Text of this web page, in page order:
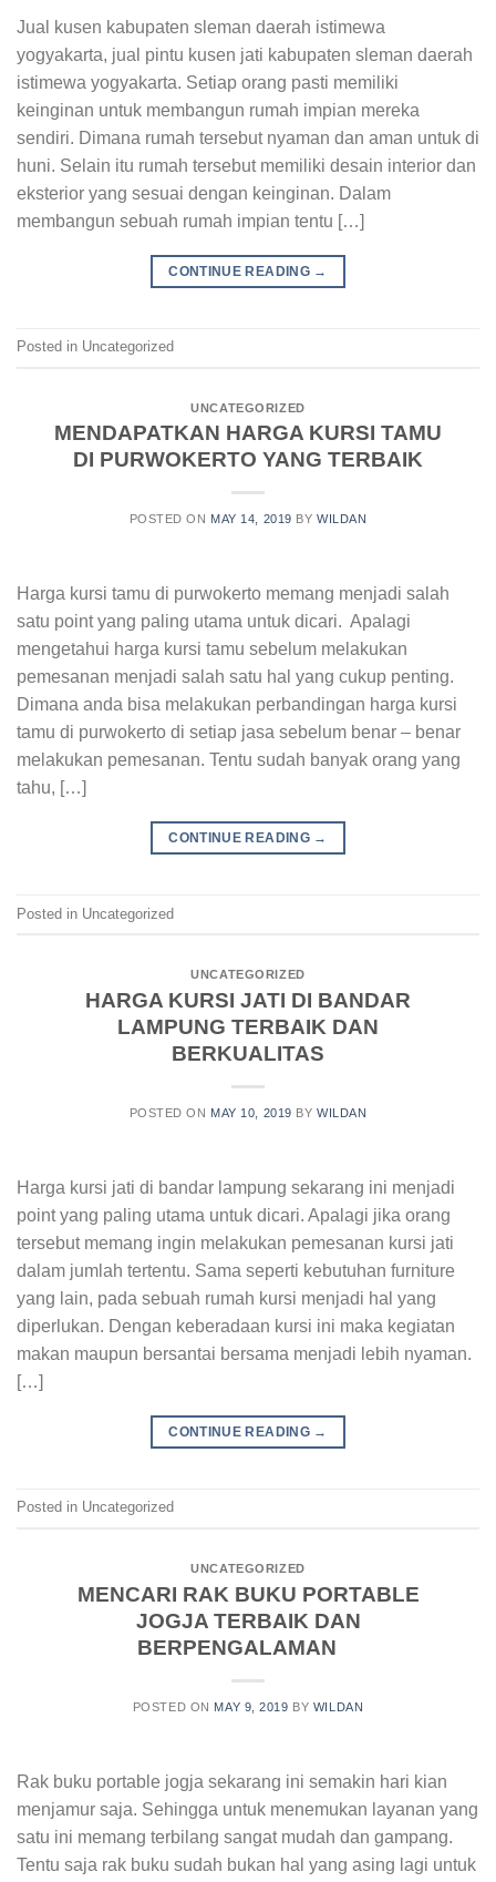
Jual kusen kabupaten sleman daerah istimewa
yogyakarta, jual pintu kusen jati kabupaten sleman daerah
istimewa yogyakarta. Setiap orang pasti memiliki
keinginan untuk membangun rumah impian mereka
sendiri. Dimana rumah tersebut nyaman dan aman untuk di
huni. Selain itu rumah tersebut memiliki desain interior dan
eksterior yang sesuai dengan keinginan. Dalam
membangun sebuah rumah impian tentu […]
CONTINUE READING →
Posted in Uncategorized
UNCATEGORIZED
MENDAPATKAN HARGA KURSI TAMU
DI PURWOKERTO YANG TERBAIK
POSTED ON MAY 14, 2019 BYWILDAN
Harga kursi tamu di purwokerto memang menjadi salah
satu point yang paling utama untuk dicari. Apalagi
mengetahui harga kursi tamu sebelum melakukan
pemesanan menjadi salah satu hal yang cukup penting.
Dimana anda bisa melakukan perbandingan harga kursi
tamu di purwokerto di setiap jasa sebelum benar – benar
melakukan pemesanan. Tentu sudah banyak orang yang
tahu, […]
CONTINUE READING →
Posted in Uncategorized
UNCATEGORIZED
HARGA KURSI JATI DI BANDAR
LAMPUNG TERBAIK DAN
BERKUALITAS
POSTED ON MAY 10, 2019 BYWILDAN
Harga kursi jati di bandar lampung sekarang ini menjadi
point yang paling utama untuk dicari. Apalagi jika orang
tersebut memang ingin melakukan pemesanan kursi jati
dalam jumlah tertentu. Sama seperti kebutuhan furniture
yang lain, pada sebuah rumah kursi menjadi hal yang
diperlukan. Dengan keberadaan kursi ini maka kegiatan
makan maupun bersantai bersama menjadi lebih nyaman.
[…]
CONTINUE READING →
Posted in Uncategorized
UNCATEGORIZED
MENCARI RAK BUKU PORTABLE
JOGJA TERBAIK DAN
BERPENGALAMAN
POSTED ON MAY 9, 2019 BY WILDAN
Rak buku portable jogja sekarang ini semakin hari kian
menjamur saja. Sehingga untuk menemukan layanan yang
satu ini memang terbilang sangat mudah dan gampang.
Tentu saja rak buku sudah bukan hal yang asing lagi untuk